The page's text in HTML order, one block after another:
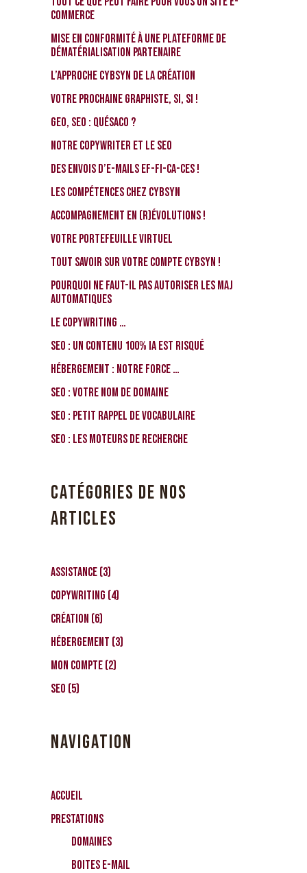
commerce
Mise en conformité à une Plateforme de
Dématérialisation Partenaire
L’approche CybSyn de la Création
Votre prochaine graphiste, si, si !
GEO, SEO : Quésaco ?
Notre Copywriter et le SEO
Des envois d’e-mails EF-FI-CA-CES !
Les compétences chez CybSyn
Accompagnement en (r)évolutions !
Votre portefeuille virtuel
Tout savoir sur votre compte CybSyn !
Pourquoi ne faut-il pas autoriser les MAJ
automatiques
Le Copywriting …
SEO : Un contenu 100% IA est risqué
Hébergement : notre force …
SEO : votre nom de domaine
SEO : petit rappel de vocabulaire
SEO : les moteurs de recherche
CATÉGORIES DE NOS
ARTICLES
Assistance(3)
Copywriting (4)
Création (6)
Hébergement (3)
Mon compte(2)
SEO (5)
NAVIGATION
Accueil
Prestations
Domaines
Boites e-mail